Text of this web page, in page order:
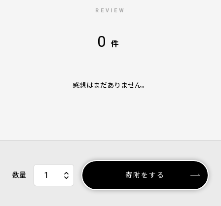
REVIEW
0 件
感想はまだありません。
数量 寄附をする